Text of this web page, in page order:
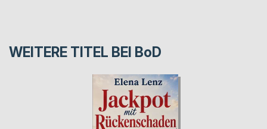
WEITERE TITEL BEI BoD